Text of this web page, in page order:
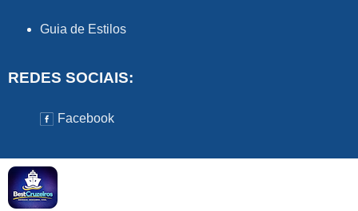
Guia de Estilos
REDES SOCIAIS:
Facebook